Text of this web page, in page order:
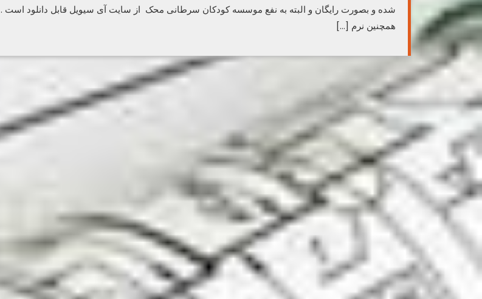
شده و بصورت رایگان و البته به نفع موسسه کودکان سرطانی محک از سایت آی سیویل قابل دانلود است .
همچنین نرم […]